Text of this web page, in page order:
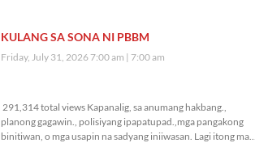
KULANG SA SONA NI PBBM
Friday, July 31, 2026 7:00 am 7:00 am
291,314 total views Kapanalig, sa anumang hakbang.,
planong gagawin., polisiyang ipapatupad.,mga pangakong
binitiwan, o mga usapin na sadyang iniiwasan. Lagi itong may